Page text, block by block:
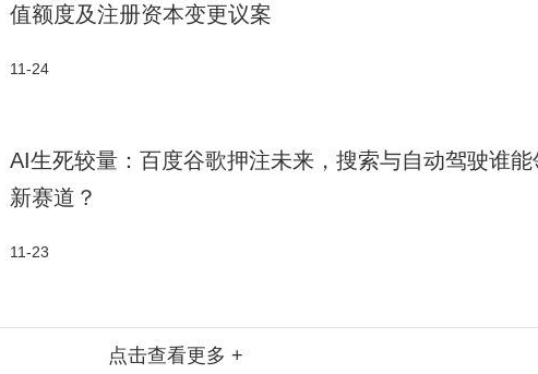
值额度及注册资本变更议案
11-24
AI生死较量：百度谷歌押注未来，搜索与自动驾驶谁能
新赛道？
11-23
点击查看更多 +